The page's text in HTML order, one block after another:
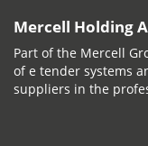
Mercell Holding
Part of the Mercell
of e tender systems
suppliers in the